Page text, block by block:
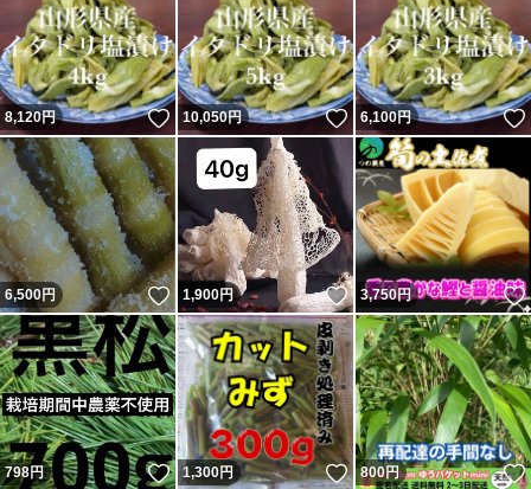
8,120円 いいね！
10,050円 いいね！
6,100円
6,500円 いいね！
1,900円 いいね！
3,750円
798円 いいね！
1,300円 いいね！
800円